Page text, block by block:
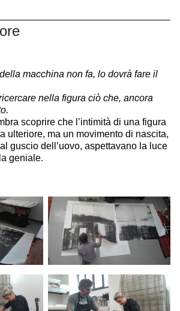
macchina non fa, lo dovrà fare il
nella figura ciò che, ancora
scoprire che l’intimità di una figura
ulteriore, ma un movimento di nascita,
guscio dell’uovo, aspettavano la luce
geniale.